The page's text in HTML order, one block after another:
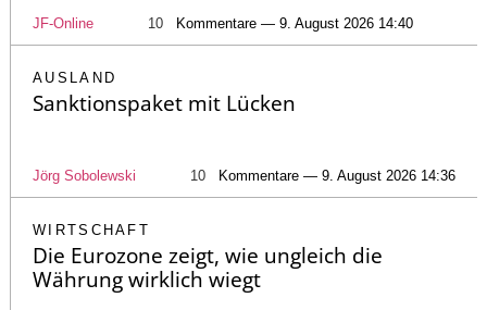
JF-Online 10 Kommentare — 9. August 2026 14:40
AUSLAND
Sanktionspaket mit Lücken
Jörg Sobolewski 10 Kommentare — 9. August 2026 14:36
WIRTSCHAFT
Die Eurozone zeigt, wie ungleich die
Währung wirklich wiegt